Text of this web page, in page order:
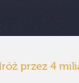
przez 4